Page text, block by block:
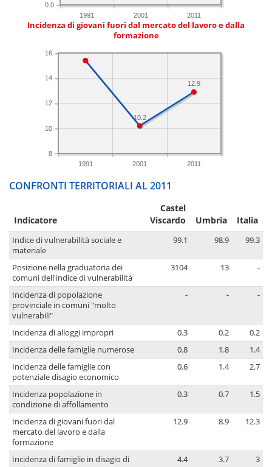
1991 2001 2011
0.0
Incidenza di giovani fuori dal mercato del lavoro e dalla
formazione
1991 2001 2011
8
10
12
14
16
12.9
10.2
CONFRONTI TERRITORIALI AL 2011
Indicatore
Castel
Viscardo
Umbria Italia
Indice di vulnerabilità sociale e
materiale
99.1 98.9 99.3
Posizione nella graduatoria dei
comuni dell'indice di vulnerabilità
3104 13 -
Incidenza di popolazione
provinciale in comuni "molto
vulnerabili"
- - -
Incidenza di alloggi impropri 0.3 0.2
0.2
Incidenza delle famiglie numerose
0.8 1.8
1.4
Incidenza delle famiglie con
potenziale disagio economico
0.6 1.4 2.7
Incidenza popolazione in
condizione di affollamento
0.3 0.7 1.5
Incidenza di giovani fuori dal
mercato del lavoro e dalla
formazione
12.9 8.9 12.3
Incidenza di famiglie in disagio di
4.4 3.7 3